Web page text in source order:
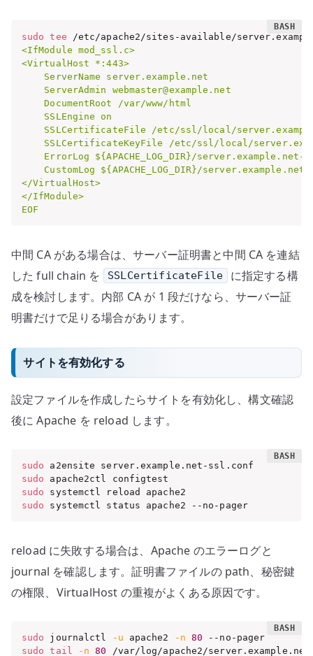
sudo tee /etc/apache2/sites-available/
<IfModule mod_ssl.c>
<VirtualHost *:443>
    ServerName server.example.net
    ServerAdmin webmaster@example.net
    DocumentRoot /var/www/html
    SSLEngine on
SSLCertificateFile /etc/ssl/local/
SSLCertificateKeyFile /etc/ssl/local/
ErrorLog ${APACHE_LOG_DIR}/server.example.net-
CustomLog ${APACHE_LOG_DIR}/
</VirtualHost>
</IfModule>
EOF
中間 CA がある場合は、サーバー証明書と中間 CA を連結
した full chain を
SSLCertificateFile
に指定する構
成を検討します。内部 CA が 1 段だけなら、サーバー証
明書だけで足りる場合があります。
サイトを有効化する
設定ファイルを作成したらサイトを有効化し、構文確認
後に Apache を reload します。
sudo
sudo
sudo
sudo systemctl status apache2 --no-pager
reload に失敗する場合は、Apache のエラーログと
journal を確認します。証明書ファイルの path、秘密鍵
の権限、VirtualHost の重複がよくある原因です。
sudo journalctl -u apache2 -n 80
sudo
tail -n 80 /var/log/apache2/